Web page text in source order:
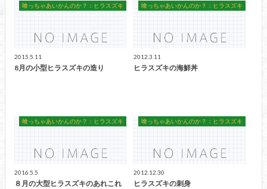
喰っちゃあいかんのか？：ヒラスズキ
2015.5.11
8月の小型ヒラスズキの造り
喰っちゃあいかんのか？：ヒラスズキ
2012.3.11
ヒラスズキの海鮮丼
喰っちゃあいかんのか？：ヒラスズキ
2016.5.5
８月の大型ヒラスズキのあれこれ
喰っちゃあいかんのか？：ヒラスズキ
2012.12.30
ヒラスズキの刺身